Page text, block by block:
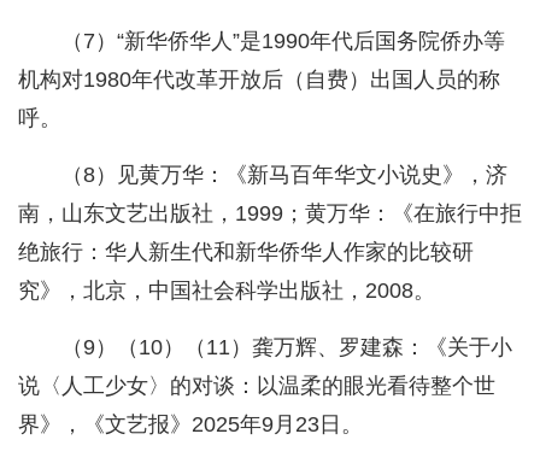
（7）“新华侨华人”是1990年代后国务院侨办等
机构对1980年代改革开放后（自费）出国人员的称
呼。
（8）见黄万华：《新马百年华文小说史》，济
南，山东文艺出版社，1999；黄万华：《在旅行中拒
绝旅行：华人新生代和新华侨华人作家的比较研
究》，北京，中国社会科学出版社，2008。
（9）（10）（11）龚万辉、罗建森：《关于小
说〈人工少女〉的对谈：以温柔的眼光看待整个世
界》，《文艺报》2025年9月23日。